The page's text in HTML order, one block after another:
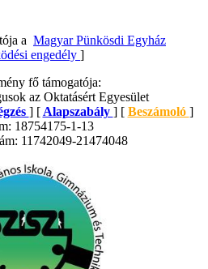
a Magyar Pünkösdi Egyház
engedély ]
fő támogatója:
az Oktatásért Egyesület
] [ Alapszabály ] [ Beszámoló ]
18754175-1-13
11742049-21474048